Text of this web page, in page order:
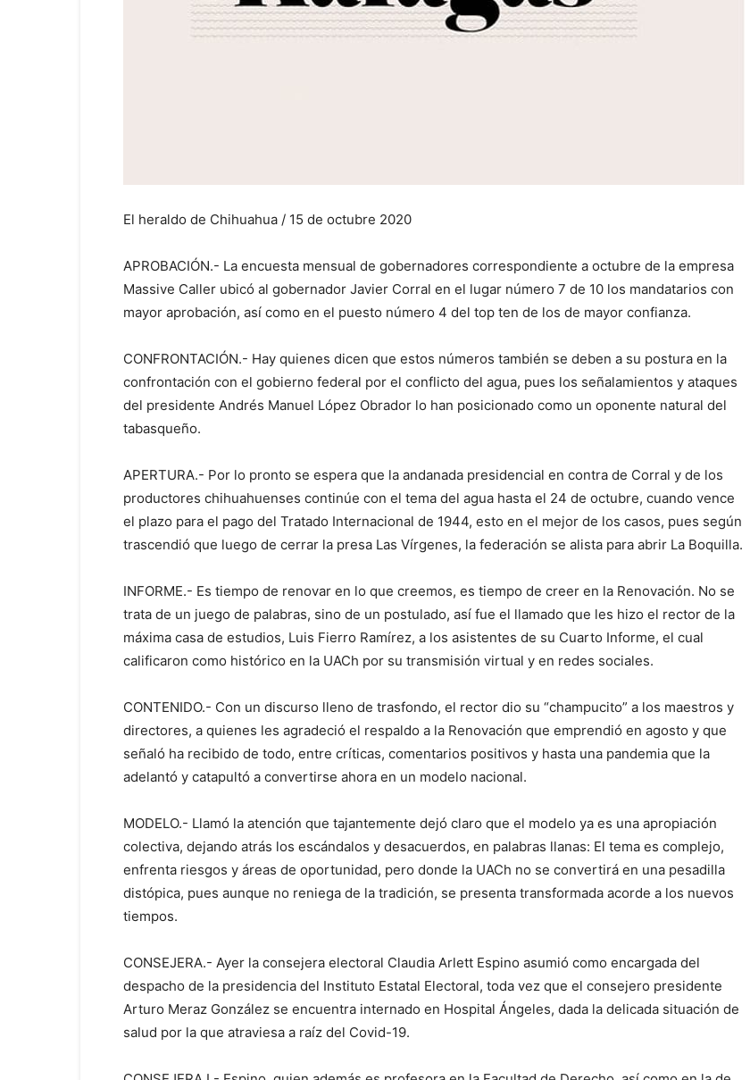
El heraldo de Chihuahua / 15 de octubre 2020
APROBACIÓN.- La encuesta mensual de gobernadores correspondiente a octubre de la empresa
Massive Caller ubicó al gobernador Javier Corral en el lugar número 7 de 10 los mandatarios con
mayor aprobación, así como en el puesto número 4 del top ten de los de mayor confianza.
CONFRONTACIÓN.- Hay quienes dicen que estos números también se deben a su postura en la
confrontación con el gobierno federal por el conflicto del agua, pues los señalamientos y ataques
del presidente Andrés Manuel López Obrador lo han posicionado como un oponente natural del
tabasqueño.
APERTURA.- Por lo pronto se espera que la andanada presidencial en contra de Corral y de los
productores chihuahuenses continúe con el tema del agua hasta el 24 de octubre, cuando vence
el plazo para el pago del Tratado Internacional de 1944, esto en el mejor de los casos, pues según
trascendió que luego de cerrar la presa Las Vírgenes, la federación se alista para abrir La Boquilla.
INFORME.- Es tiempo de renovar en lo que creemos, es tiempo de creer en la Renovación. No se
trata de un juego de palabras, sino de un postulado, así fue el llamado que les hizo el rector de la
máxima casa de estudios, Luis Fierro Ramírez, a los asistentes de su Cuarto Informe, el cual
calificaron como histórico en la UACh por su transmisión virtual y en redes sociales.
CONTENIDO.- Con un discurso lleno de trasfondo, el rector dio su “champucito” a los maestros y
directores, a quienes les agradeció el respaldo a la Renovación que emprendió en agosto y que
señaló ha recibido de todo, entre críticas, comentarios positivos y hasta una pandemia que la
adelantó y catapultó a convertirse ahora en un modelo nacional.
MODELO.- Llamó la atención que tajantemente dejó claro que el modelo ya es una apropiación
colectiva, dejando atrás los escándalos y desacuerdos, en palabras llanas: El tema es complejo,
enfrenta riesgos y áreas de oportunidad, pero donde la UACh no se convertirá en una pesadilla
distópica, pues aunque no reniega de la tradición, se presenta transformada acorde a los nuevos
tiempos.
CONSEJERA.- Ayer la consejera electoral Claudia Arlett Espino asumió como encargada del
despacho de la presidencia del Instituto Estatal Electoral, toda vez que el consejero presidente
Arturo Meraz González se encuentra internado en Hospital Ángeles, dada la delicada situación de
salud por la que atraviesa a raíz del Covid-19.